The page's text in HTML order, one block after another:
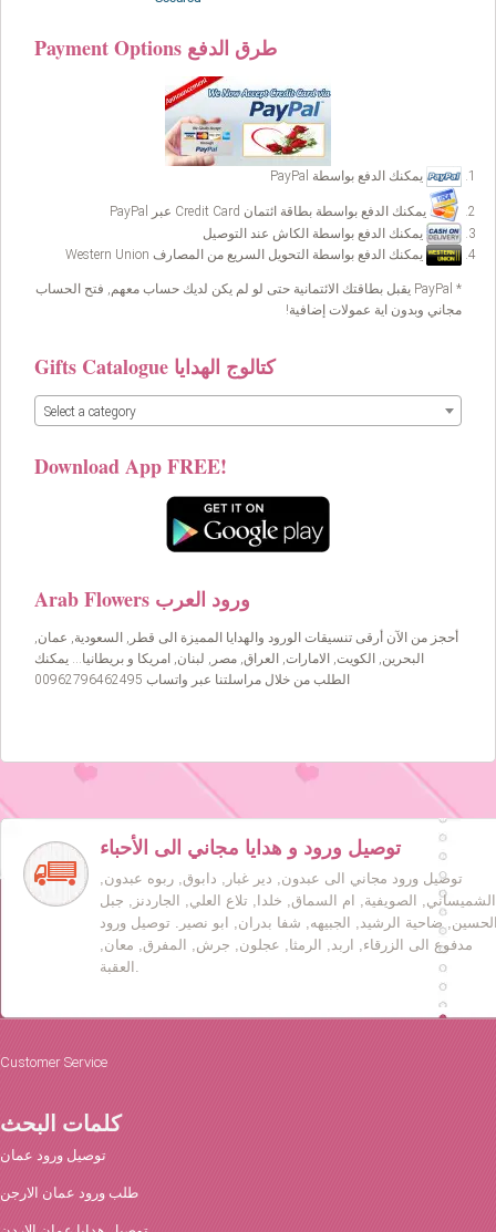
Payment Options طرق الدفع
يمكنك الدفع بواسطة PayPal
يمكنك الدفع بواسطة بطاقة ائتمان Credit Card عبر PayPal
يمكنك الدفع بواسطة الكاش عند التوصيل
يمكنك الدفع بواسطة التحويل السريع من المصارف Western Union
* PayPal يقبل بطاقتك الائتمانية حتى لو لم يكن لديك حساب معهم, فتح الحساب
مجاني وبدون اية عمولات إضافية!
Gifts Catalogue كتالوج الهدايا
Select a category
Download App FREE!
Arab Flowers ورود العرب
أحجز من الآن أرقى تنسيقات الورود والهدايا المميزة الى قطر, السعودية, عمان,
البحرين, الكويت, الامارات, العراق, مصر, لبنان, امريكا و بريطانيا… يمكنك
الطلب من خلال مراسلتنا عبر واتساب 00962796462495
توصيل ورود و هدايا مجاني الى الأحباء
توصيل ورود مجاني الى عبدون, دير غبار, دابوق, ربوه عبدون,
الشميساني, الصويفية, ام السماق, خلدا, تلاع العلي, الجاردنز, جبل
ضاحية الرشيد, الجبيهه, شفا بدران, ابو نصير. توصيل ورود
مدفوع الى الزرقاء, اربد, الرمثا, عجلون, جرش, المفرق, معان,
Customer Service
كلمات البحث
توصيل ورود عمان
طلب ورود عمان الارجن